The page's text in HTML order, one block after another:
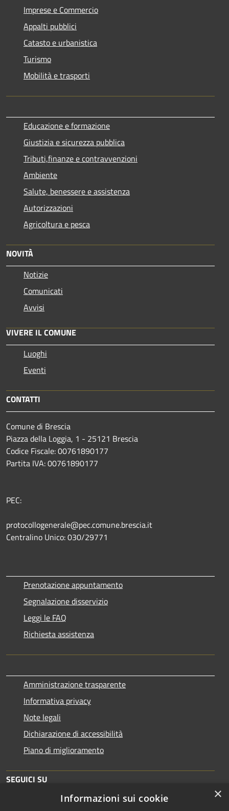
Imprese e Commercio
Appalti pubblici
Catasto e urbanistica
Turismo
Mobilità e trasporti
Educazione e formazione
Giustizia e sicurezza pubblica
Tributi,finanze e contravvenzioni
Ambiente
Salute, benessere e assistenza
Autorizzazioni
Agricoltura e pesca
NOVITÀ
Notizie
Comunicati
Avvisi
VIVERE IL COMUNE
Luoghi
Eventi
CONTATTI
Comune di Brescia
Piazza della Loggia, 1 - 25121 Brescia
Codice Fiscale: 00761890177
Partita IVA: 00761890177
PEC:
protocollogenerale@pec.comune.brescia.it
Centralino Unico: 030/29771
Prenotazione appuntamento
Segnalazione disservizio
Leggi le FAQ
Richiesta assistenza
Amministrazione trasparente
Informativa privacy
Note legali
Dichiarazione di accessibilità
Piano di miglioramento
SEGUICI SU
×
Informazioni sui cookie